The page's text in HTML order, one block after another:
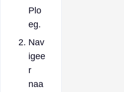
Plo
eg.
Nav
igee
r
naa